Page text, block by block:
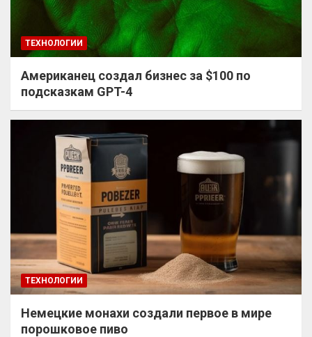
ТЕХНОЛОГИИ
Американец создал бизнес за $100 по
подсказкам GPT-4
ТЕХНОЛОГИИ
Немецкие монахи создали первое в мире
порошковое пиво